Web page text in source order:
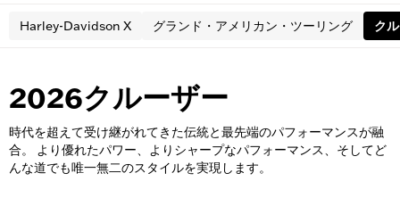
Harley-Davidson X グランド・アメリカン・ツーリング ク
2026クルーザー
時代を超えて受け継がれてきた伝統と最先端のパフォーマンスが融
合。 より優れたパワー、よりシャープなパフォーマンス、そしてど
んな道でも唯一無二のスタイルを実現します。